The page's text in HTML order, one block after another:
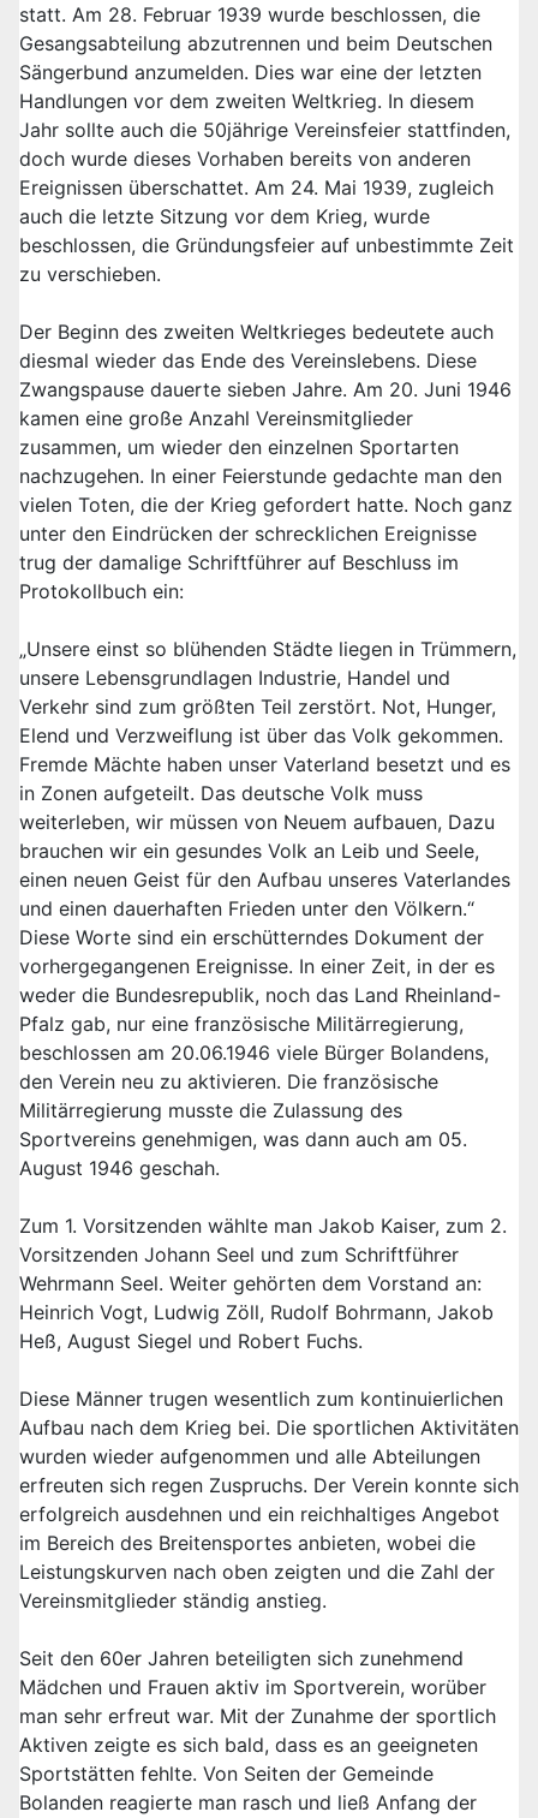
statt. Am 28. Februar 1939 wurde beschlossen, die
Gesangsabteilung abzutrennen und beim Deutschen
Sängerbund anzumelden. Dies war eine der letzten
Handlungen vor dem zweiten Weltkrieg. In diesem
Jahr sollte auch die 50jährige Vereinsfeier stattfinden,
doch wurde dieses Vorhaben bereits von anderen
Ereignissen überschattet. Am 24. Mai 1939, zugleich
auch die letzte Sitzung vor dem Krieg, wurde
beschlossen, die Gründungsfeier auf unbestimmte Zeit
zu verschieben.
Der Beginn des zweiten Weltkrieges bedeutete auch
diesmal wieder das Ende des Vereinslebens. Diese
Zwangspause dauerte sieben Jahre. Am 20. Juni 1946
kamen eine große Anzahl Vereinsmitglieder
zusammen, um wieder den einzelnen Sportarten
nachzugehen. In einer Feierstunde gedachte man den
vielen Toten, die der Krieg gefordert hatte. Noch ganz
unter den Eindrücken der schrecklichen Ereignisse
trug der damalige Schriftführer auf Beschluss im
Protokollbuch ein:
„Unsere einst so blühenden Städte liegen in Trümmern,
unsere Lebensgrundlagen Industrie, Handel und
Verkehr sind zum größten Teil zerstört. Not, Hunger,
Elend und Verzweiflung ist über das Volk gekommen.
Fremde Mächte haben unser Vaterland besetzt und es
in Zonen aufgeteilt. Das deutsche Volk muss
weiterleben, wir müssen von Neuem aufbauen, Dazu
brauchen wir ein gesundes Volk an Leib und Seele,
einen neuen Geist für den Aufbau unseres Vaterlandes
und einen dauerhaften Frieden unter den Völkern.“
Diese Worte sind ein erschütterndes Dokument der
vorhergegangenen Ereignisse. In einer Zeit, in der es
weder die Bundesrepublik, noch das Land Rheinland-
Pfalz gab, nur eine französische Militärregierung,
beschlossen am 20.06.1946 viele Bürger Bolandens,
den Verein neu zu aktivieren. Die französische
Militärregierung musste die Zulassung des
Sportvereins genehmigen, was dann auch am 05.
August 1946 geschah.
Zum 1. Vorsitzenden wählte man Jakob Kaiser, zum 2.
Vorsitzenden Johann Seel und zum Schriftführer
Wehrmann Seel. Weiter gehörten dem Vorstand an:
Heinrich Vogt, Ludwig Zöll, Rudolf Bohrmann, Jakob
Heß, August Siegel und Robert Fuchs.
Diese Männer trugen wesentlich zum kontinuierlichen
Aufbau nach dem Krieg bei. Die sportlichen Aktivitäten
wurden wieder aufgenommen und alle Abteilungen
erfreuten sich regen Zuspruchs. Der Verein konnte sich
erfolgreich ausdehnen und ein reichhaltiges Angebot
im Bereich des Breitensportes anbieten, wobei die
Leistungskurven nach oben zeigten und die Zahl der
Vereinsmitglieder ständig anstieg.
Seit den 60er Jahren beteiligten sich zunehmend
Mädchen und Frauen aktiv im Sportverein, worüber
man sehr erfreut war. Mit der Zunahme der sportlich
Aktiven zeigte es sich bald, dass es an geeigneten
Sportstätten fehlte. Von Seiten der Gemeinde
Bolanden reagierte man rasch und ließ Anfang der